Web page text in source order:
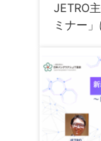
JETRO
ミナー